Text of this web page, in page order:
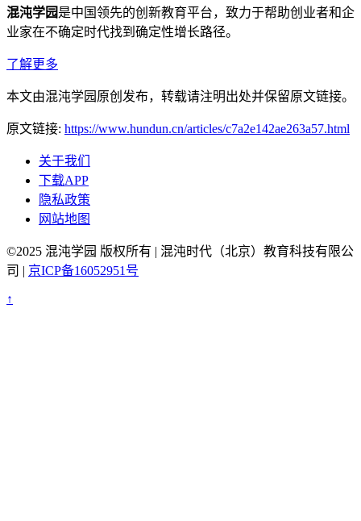
混沌学园是中国领先的创新教育平台，致力于帮助创业者和企
业家在不确定时代找到确定性增长路径。
了解更多
本文由混沌学园原创发布，转载请注明出处并保留原文链接。
原文链接: https://www.hundun.cn/articles/c7a2e142ae263a57.html
关于我们
下载APP
隐私政策
网站地图
©2025 混沌学园 版权所有 | 混沌时代（北京）教育科技有限公
司 | 京ICP备16052951号
↑